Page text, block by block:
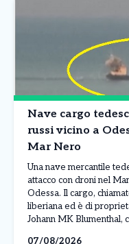
Nave cargo
russi vicino a
Mar Nero
Una nave mercantile
attacco con droni nel
Odessa. Il cargo,
liberiana ed è di
Johann MK Blumenthal,
07/08/2026